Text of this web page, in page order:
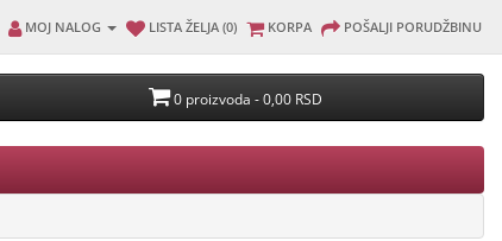
MOJ NALOG LISTA ŽELJA (0) KORPA POŠALJI PORUDŽBINU
0 proizvoda - 0,00 RSD